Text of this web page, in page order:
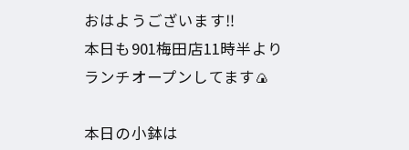
おはようございます‼︎
本日も901梅田店11時半より
ランチオープンしてます🍙
本日の小鉢は